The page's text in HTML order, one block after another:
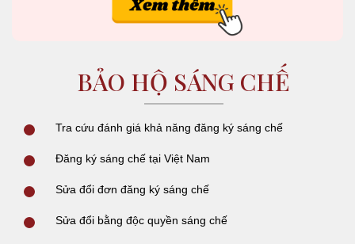
BẢO HỘ SÁNG CHẾ
Tra cứu đánh giá khả năng đăng ký sáng chế
Đăng ký sáng chế tại Việt Nam
Sửa đổi đơn đăng ký sáng chế
Sửa đổi bằng độc quyền sáng chế